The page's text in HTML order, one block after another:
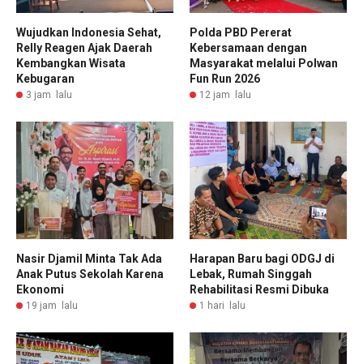
Wujudkan Indonesia Sehat,
Relly Reagen Ajak Daerah
Kembangkan Wisata
Kebugaran
3 jam lalu
Polda PBD Pererat
Kebersamaan dengan
Masyarakat melalui Polwan
Fun Run 2026
12 jam lalu
Nasir Djamil Minta Tak Ada
Anak Putus Sekolah Karena
Ekonomi
19 jam lalu
Harapan Baru bagi ODGJ di
Lebak, Rumah Singgah
Rehabilitasi Resmi Dibuka
1 hari lalu